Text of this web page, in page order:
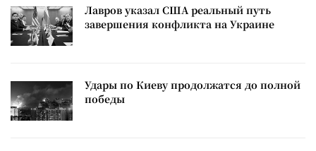
Лавров указал США реальный путь
завершения конфликта на Украине
Удары по Киеву продолжатся до полной
победы